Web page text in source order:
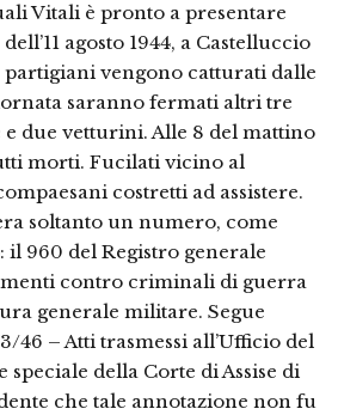
Vitali è pronto a presentare
agosto 1944, a Castelluccio
vengono catturati dalle
saranno fermati altri tre
due vetturini. Alle 8 del mattino
morti. Fucilati vicino al
costretti ad assistere.
soltanto un numero, come
il 960 del Registro generale
contro criminali di guerra
generale militare. Segue
46 – Atti trasmessi all’Ufficio del
speciale della Corte di Assise di
che tale annotazione non fu